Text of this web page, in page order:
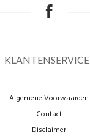
KLANTENSERVICE
Algemene Voorwaarden
Contact
Disclaimer